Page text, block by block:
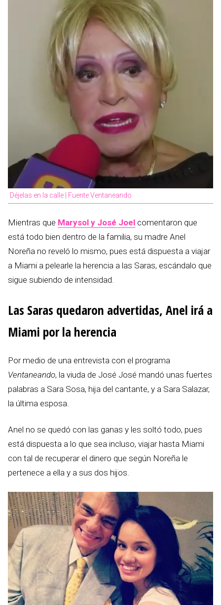
Déjelas en la calle | Fuente Ventaneando
Mientras que Marysol y José Joel comentaron que
está todo bien dentro de la familia, su madre Anel
Noreña no reveló lo mismo, pues está dispuesta a viajar
a Miami a pelearle la herencia a las Saras, escándalo que
sigue subiendo de intensidad.
Las Saras quedaron advertidas, Anel irá a
Miami por la herencia
Por medio de una entrevista con el programa
Ventaneando, la viuda de José José mandó unas fuertes
palabras a Sara Sosa, hija del cantante, y a Sara Salazar,
la última esposa.
Anel no se quedó con las ganas y les soltó todo, pues
está dispuesta a lo que sea incluso, viajar hasta Miami
con tal de recuperar el dinero que según Noreña le
pertenece a ella y a sus dos hijos.